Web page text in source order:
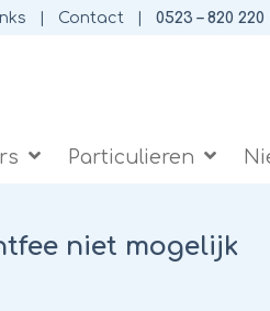
Contact 0523 – 820 220
Particulieren
niet mogelijk